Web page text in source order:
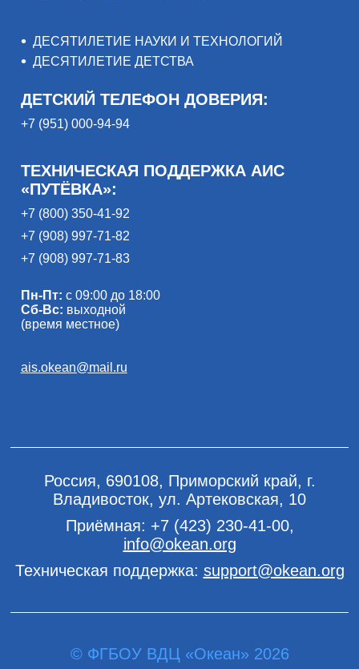
ДЕСЯТИЛЕТИЕ НАУКИ И ТЕХНОЛОГИЙ
ДЕСЯТИЛЕТИЕ ДЕТСТВА
ДЕТСКИЙ ТЕЛЕФОН ДОВЕРИЯ:
+7 (951) 000-94-94
ТЕХНИЧЕСКАЯ ПОДДЕРЖКА АИС
«ПУТЁВКА»:
+7 (800) 350-41-92
+7 (908) 997-71-82
+7 (908) 997-71-83
Пн-Пт: с 09:00 до 18:00
Сб-Вс: выходной
(время местное)
ais.okean@mail.ru
Россия, 690108, Приморский край, г.
Владивосток, ул. Артековская, 10
Приёмная: +7 (423) 230-41-00,
info@okean.org
Техническая поддержка: support@okean.org
© ФГБОУ ВДЦ «Океан» 2026